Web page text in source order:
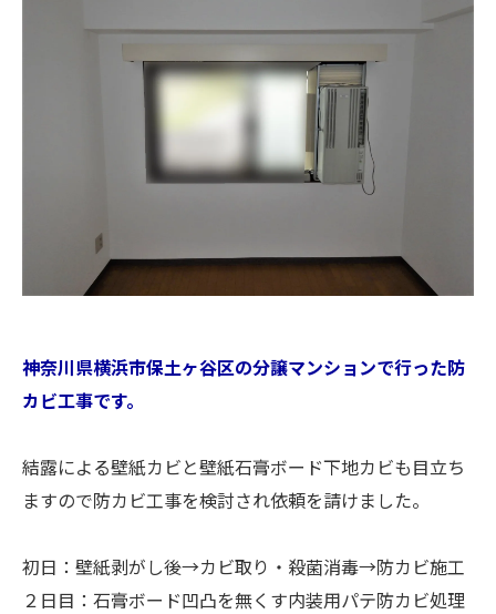
神奈川県横浜市保土ヶ谷区の分譲マンションで行った防
カビ工事です。
結露による壁紙カビと壁紙石膏ボード下地カビも目立ち
ますので防カビ工事を検討され依頼を請けました。
初日：壁紙剥がし後→カビ取り・殺菌消毒→防カビ施工
２日目：石膏ボード凹凸を無くす内装用パテ防カビ処理